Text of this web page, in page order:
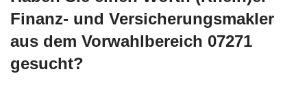
Finanz- und Versicherungsmakler
aus dem Vorwahlbereich 07271
gesucht?